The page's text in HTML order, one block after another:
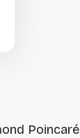
Poincaré